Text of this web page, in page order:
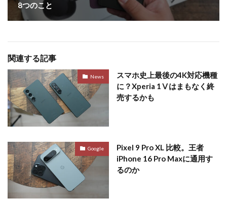
8つのこと
関連する記事
News
スマホ史上最後の4K対応機種
に？Xperia 1Ⅴはまもなく終
売するかも
Google
Pixel 9 Pro XL 比較。王者
iPhone 16 Pro Maxに通用す
るのか